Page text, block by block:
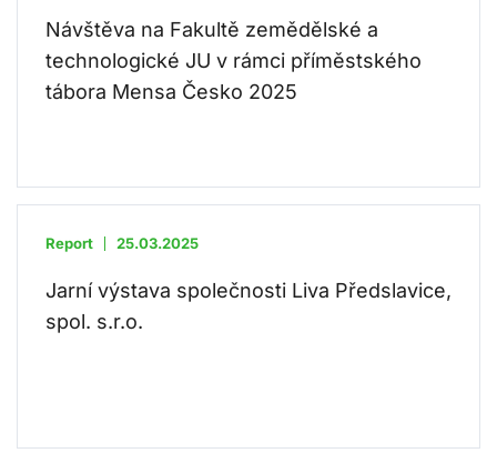
Návštěva na Fakultě zemědělské a
technologické JU v rámci příměstského
tábora Mensa Česko 2025
Report 25.03.2025
Jarní výstava společnosti Liva Předslavice,
spol. s.r.o.